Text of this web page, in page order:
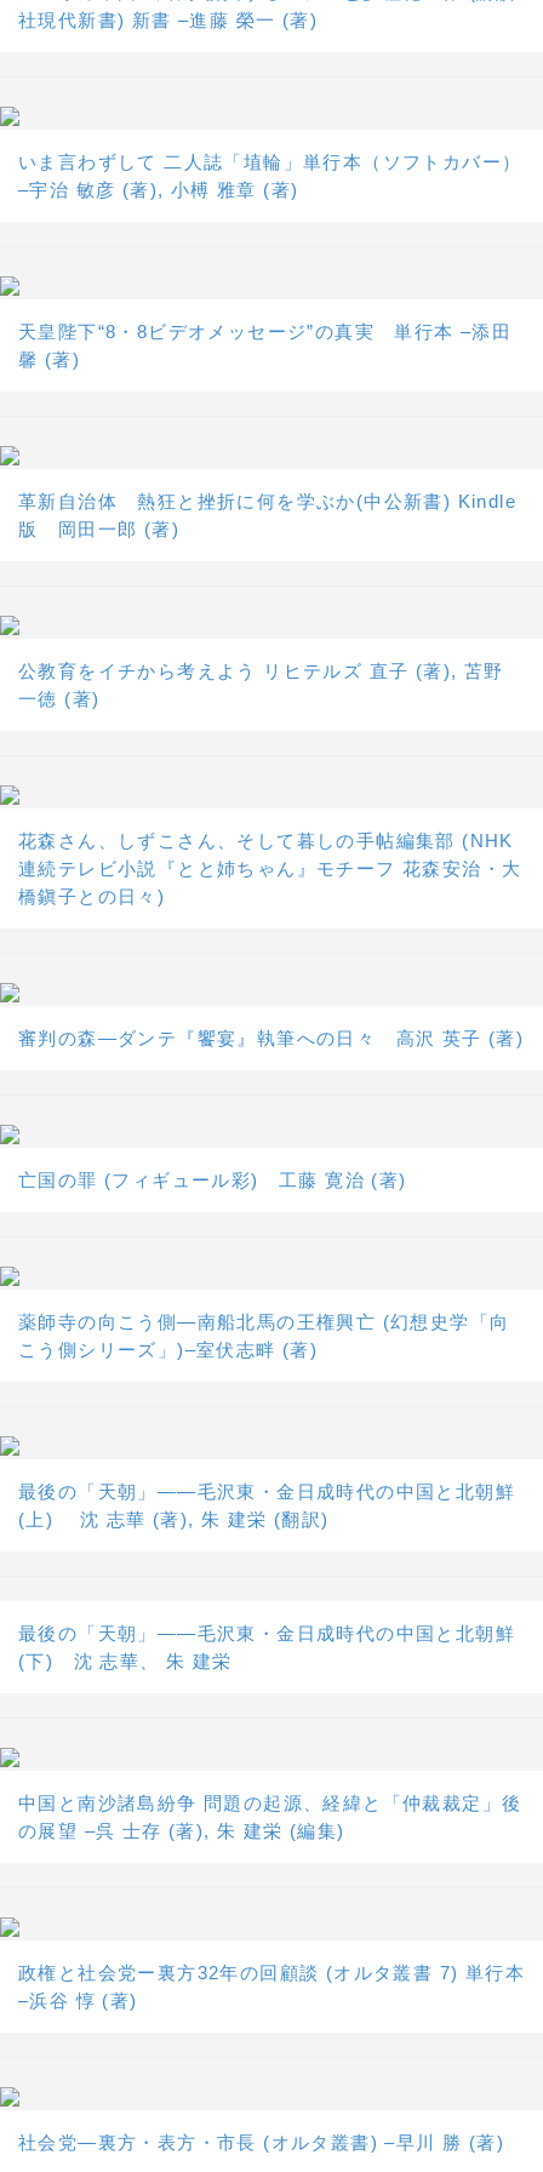
社現代新書) 新書 –進藤 榮一 (著)
いま言わずして 二人誌「埴輪」単行本（ソフトカバー）
–宇治 敏彦 (著), 小榑 雅章 (著)
天皇陛下“8・8ビデオメッセージ”の真実 単行本 –添田
馨 (著)
革新自治体 熱狂と挫折に何を学ぶか(中公新書) Kindle
版 岡田一郎 (著)
公教育をイチから考えよう リヒテルズ 直子 (著), 苫野
一徳 (著)
花森さん、しずこさん、そして暮しの手帖編集部 (NHK
連続テレビ小説『とと姉ちゃん』モチーフ 花森安治・大
橋鎭子との日々)
審判の森―ダンテ『饗宴』執筆への日々 高沢 英子 (著)
亡国の罪 (フィギュール彩) 工藤 寛治 (著)
薬師寺の向こう側―南船北馬の王権興亡 (幻想史学「向
こう側シリーズ」)–室伏志畔 (著)
最後の「天朝」――毛沢東・金日成時代の中国と北朝鮮
(上) 沈 志華 (著), 朱 建栄 (翻訳)
最後の「天朝」――毛沢東・金日成時代の中国と北朝鮮
(下) 沈 志華、 朱 建栄
中国と南沙諸島紛争 問題の起源、経緯と「仲裁裁定」後
の展望 –呉 士存 (著), 朱 建栄 (編集)
政権と社会党ー裏方32年の回顧談 (オルタ叢書 7) 単行本
–浜谷 惇 (著)
社会党―裏方・表方・市長 (オルタ叢書) –早川 勝 (著)